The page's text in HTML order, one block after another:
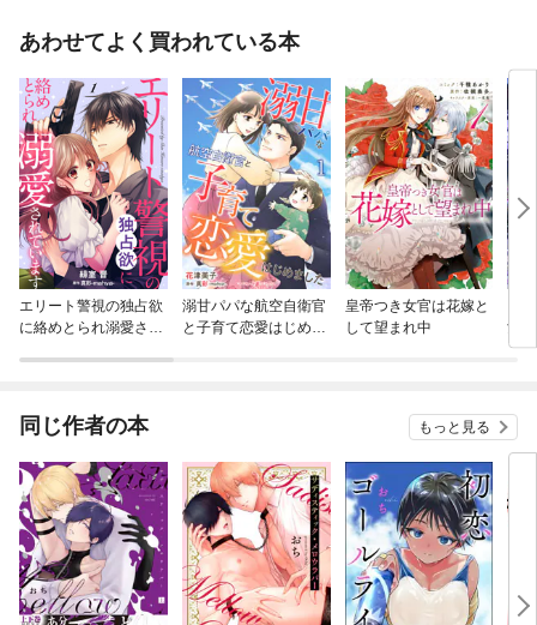
あわせてよく買われている本
エリート警視の独占欲
に絡めとられ溺愛され
溺甘パパな航空自衛官
と子育て恋愛はじめま
皇帝つき女官は花嫁と
して望まれ中
女
か
同じ作者の本 もっと見る